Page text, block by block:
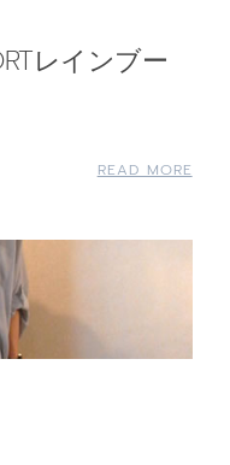
レインブー
READ MORE